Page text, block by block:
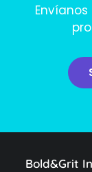
Bold&Grit